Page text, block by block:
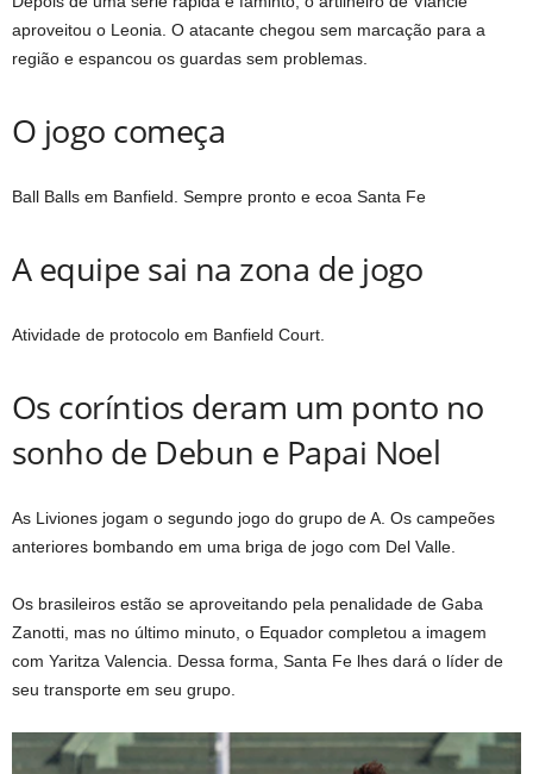
aproveitou o Leonia. O atacante chegou sem marcação para a
região e espancou os guardas sem problemas.
O jogo começa
Ball Balls em Banfield. Sempre pronto e ecoa Santa Fe
A equipe sai na zona de jogo
Atividade de protocolo em Banfield Court.
Os coríntios deram um ponto no
sonho de Debun e Papai Noel
As Liviones jogam o segundo jogo do grupo de A. Os campeões
anteriores bombando em uma briga de jogo com Del Valle.
Os brasileiros estão se aproveitando pela penalidade de Gaba
Zanotti, mas no último minuto, o Equador completou a imagem
com Yaritza Valencia. Dessa forma, Santa Fe lhes dará o líder de
seu transporte em seu grupo.